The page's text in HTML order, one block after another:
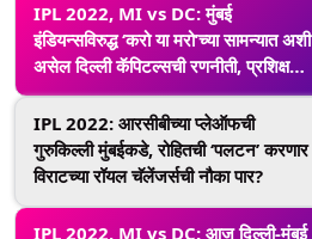
IPL 2022, MI vs DC: मुंबई
इंडियन्सविरुद्ध ‘करो या मरो’च्या सामन्यात अशी
असेल दिल्ली कॅपिटल्सची रणनीती, प्रशिक्षक
रिकी पॉन्टिंगने केला खुलासा
IPL 2022: आरसीबीच्या प्लेऑफची
गुरुकिल्ली मुंबईकडे, रोहितची ‘पलटन’ करणार
विराटच्या रॉयल चॅलेंजर्सची नौका पार?
IPL 2022, MI vs DC: आज दिल्ली-मुंबई